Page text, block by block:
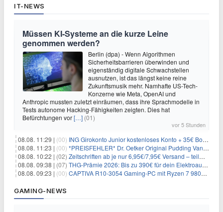
IT-NEWS
Müssen KI-Systeme an die kurze Leine
genommen werden?
Berlin (dpa) - Wenn Algorithmen
Sicherheitsbarrieren überwinden und
eigenständig digitale Schwachstellen
ausnutzen, ist das längst keine reine
Zukunftsmusik mehr. Namhafte US-Tech-
Konzerne wie Meta, OpenAI und
Anthropic mussten zuletzt einräumen, dass ihre Sprachmodelle in
Tests autonome Hacking-Fähigkeiten zeigten. Dies hat
Befürchtungen vor[…] (01)
vor 5 Stunden
08.08. 11:29 | (00) ING Girokonto Junior kostenloses Konto + 35€ Bonus
08.08. 11:23 | (00) *PREISFEHLER* Dr. Oetker Original Pudding Vanille 22er-Pack für 2,97€
08.08. 10:22 | (02) Zeitschriften ab je nur 6,95€/7,95€ Versand – teilweise selbstkündigend!
08.08. 09:38 | (07) THG-Prämie 2026: Bis zu 390€ für dein Elektroauto mit geld-fuer-eAuto.de
08.08. 09:23 | (00) CAPTIVA R10-3054 Gaming-PC mit Ryzen 7 9800X3D und RTX 5080 für 2.599€
GAMING-NEWS